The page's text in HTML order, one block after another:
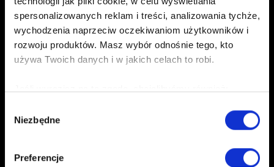
spersonalizowanych reklam i treści, analizowania tychże,
wychodzenia naprzeciw oczekiwaniom użytkowników i
rozwoju produktów. Masz wybór odnośnie tego, kto
używa Twoich danych i w jakich celach to robi.
geograficznej z dokładnością nawet do kilku metrów
analizując charakteryzującego je zbiory danych
(fingerprinting, czyli wirtualny odcisk palca)
zgody
Niezbędne
Preferencje
Przedmiotów związanych z zadaniami (oznaczonych
żółtą ikoną z wykrzyknikiem) nie można umieszczać w
schowku, jest to zamierzony efekt.